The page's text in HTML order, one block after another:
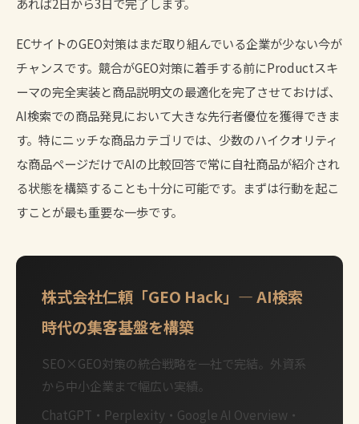
ECサイトのGEO対策はまだ取り組んでいる企業が少ない今が
チャンスです。競合がGEO対策に着手する前にProductスキ
ーマの完全実装と商品説明文の最適化を完了させておけば、
AI検索での商品発見において大きな先行者優位を獲得できま
す。特にニッチな商品カテゴリでは、少数のハイクオリティ
な商品ページだけでAIの比較回答で常に自社商品が紹介され
る状態を構築することも十分に可能です。まずは行動を起こ
すことが最も重要な一歩です。
株式会社仁頼「GEO Hack」— AI検索
時代の集客基盤を構築
SEO×GEO対策の統合戦略を一社で完結。外資系
から中小企業まで幅広い実績。
ChatGPT・Perplexity・Google AI Overview・